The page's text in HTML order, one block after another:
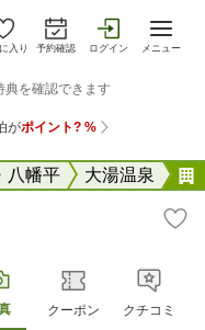
入り 予約確認 ログイン メニュー
八幡平 大湯温泉
クーポン クチコミ